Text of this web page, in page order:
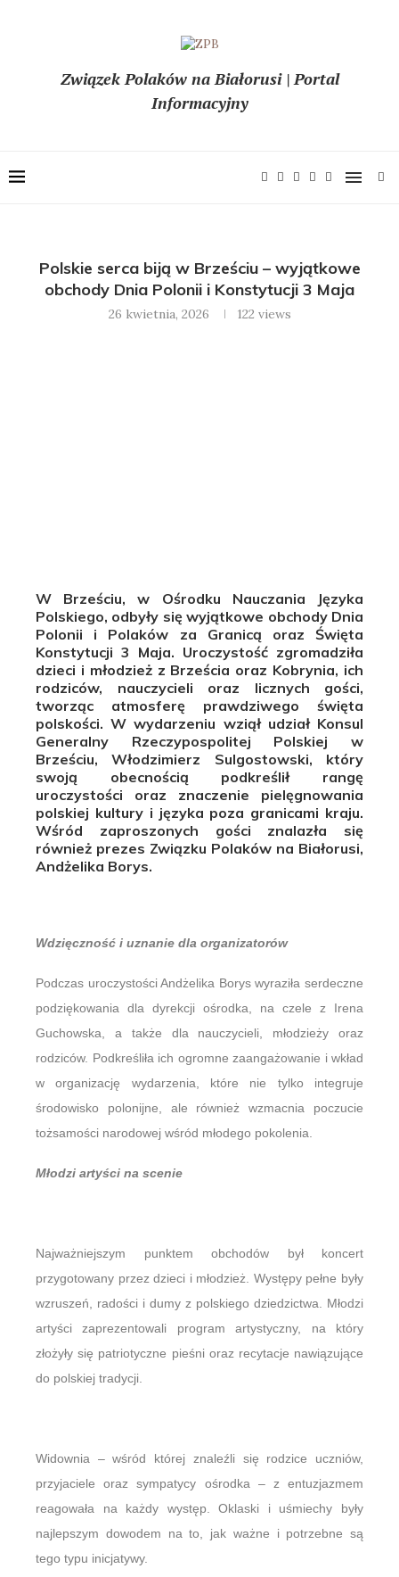
Związek Polaków na Białorusi | Portal
Informacyjny
Polskie serca biją w Brześciu – wyjątkowe
obchody Dnia Polonii i Konstytucji 3 Maja
26 kwietnia, 2026 122 views
W Brześciu, w Ośrodku Nauczania Języka
Polskiego, odbyły się wyjątkowe obchody Dnia
Polonii i Polaków za Granicą oraz Święta
Konstytucji 3 Maja. Uroczystość zgromadziła
dzieci i młodzież z Brześcia oraz Kobrynia, ich
rodziców, nauczycieli oraz licznych gości,
tworząc atmosferę prawdziwego święta
polskości. W wydarzeniu wziął udział Konsul
Generalny Rzeczypospolitej Polskiej w
Brześciu, Włodzimierz Sulgostowski, który
swoją obecnością podkreślił rangę
uroczystości oraz znaczenie pielęgnowania
polskiej kultury i języka poza granicami kraju.
Wśród zaproszonych gości znalazła się
również prezes Związku Polaków na Białorusi,
Andżelika Borys.
Wdzięczność i uznanie dla organizatorów
Podczas uroczystości Andżelika Borys wyraziła serdeczne
podziękowania dla dyrekcji ośrodka, na czele z Irena
Guchowska, a także dla nauczycieli, młodzieży oraz
rodziców. Podkreśliła ich ogromne zaangażowanie i wkład
w organizację wydarzenia, które nie tylko integruje
środowisko polonijne, ale również wzmacnia poczucie
tożsamości narodowej wśród młodego pokolenia.
Młodzi artyści na scenie
Najważniejszym punktem obchodów był koncert
przygotowany przez dzieci i młodzież. Występy pełne były
wzruszeń, radości i dumy z polskiego dziedzictwa. Młodzi
artyści zaprezentowali program artystyczny, na który
złożyły się patriotyczne pieśni oraz recytacje nawiązujące
do polskiej tradycji.
Widownia – wśród której znaleźli się rodzice uczniów,
przyjaciele oraz sympatycy ośrodka – z entuzjazmem
reagowała na każdy występ. Oklaski i uśmiechy były
najlepszym dowodem na to, jak ważne i potrzebne są
tego typu inicjatywy.